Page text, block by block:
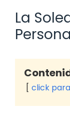
La
click